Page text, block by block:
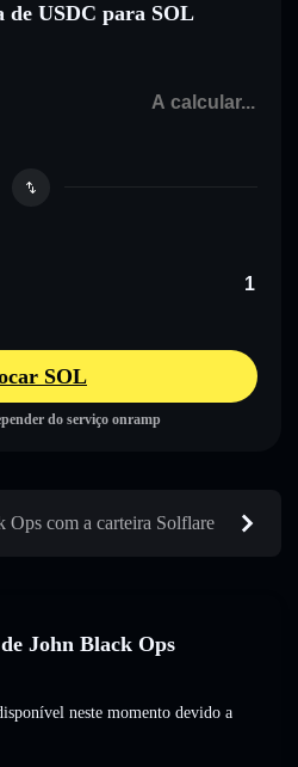
de USDC para SOL
SOL
do serviço onramp
Ops com a carteira Solflare
John Black Ops
neste momento devido a